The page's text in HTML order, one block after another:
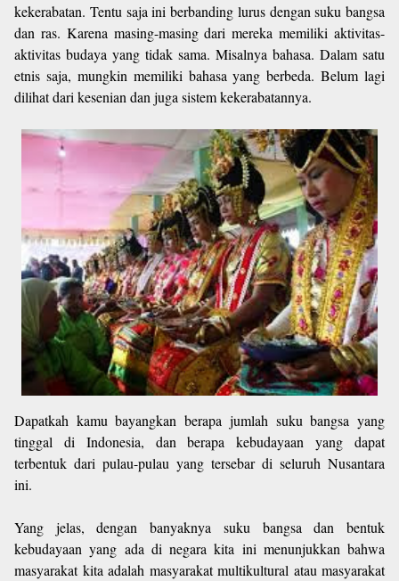
kekerabatan. Tentu saja ini berbanding lurus dengan suku bangsa
dan ras. Karena masing-masing dari mereka memiliki aktivitas-
aktivitas budaya yang tidak sama. Misalnya bahasa. Dalam satu
etnis saja, mungkin memiliki bahasa yang berbeda. Belum lagi
dilihat dari kesenian dan juga sistem kekerabatannya.
Dapatkah kamu bayangkan berapa jumlah suku bangsa yang
tinggal di Indonesia, dan berapa kebudayaan yang dapat
terbentuk dari pulau-pulau yang tersebar di seluruh Nusantara
ini.
Yang jelas, dengan banyaknya suku bangsa dan bentuk
kebudayaan yang ada di negara kita ini menunjukkan bahwa
masyarakat kita adalah masyarakat multikultural atau masyarakat